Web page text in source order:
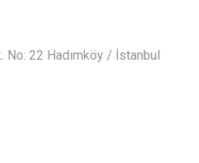
No: 22 Hadımköy / İstanbul